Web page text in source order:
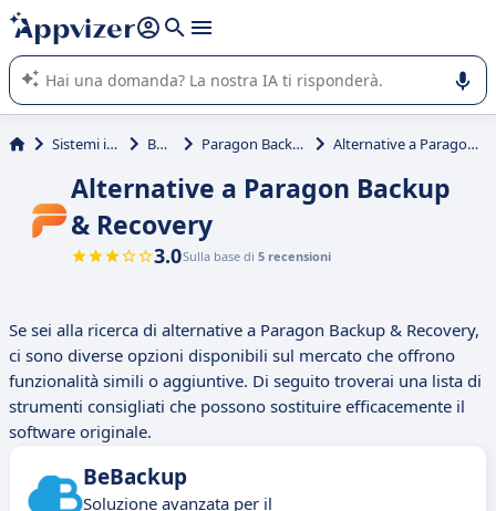
righe con
shift + enter
L'IA di Appvizer vi guida nell'utilizzo o nella scelta di un
software SaaS per la vostra azienda.
Sistemi informativi Backup Paragon Backup & Recovery Alternative a Paragon Backup & Recovery
Alternative a Paragon Backup
& Recovery
3.0Sulla base di 5 recensioni
Se sei alla ricerca di alternative a Paragon Backup & Recovery,
ci sono diverse opzioni disponibili sul mercato che offrono
funzionalità simili o aggiuntive. Di seguito troverai una lista di
strumenti consigliati che possono sostituire efficacemente il
software originale.
BeBackup
Soluzione avanzata per il